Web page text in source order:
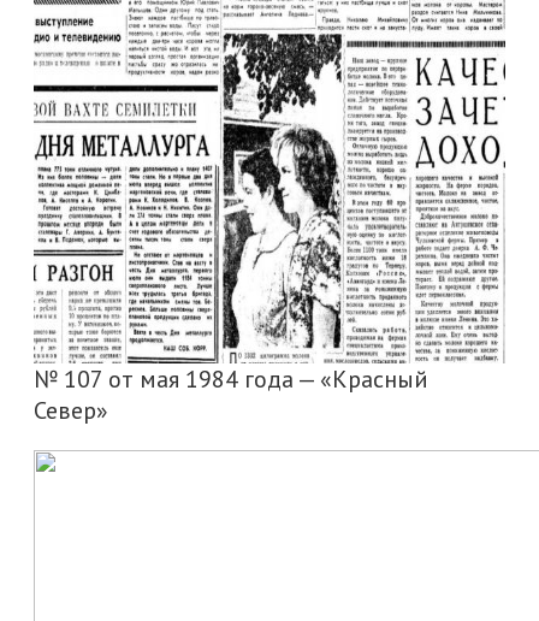
№ 107 от мая 1984 года — «Красный
Север»